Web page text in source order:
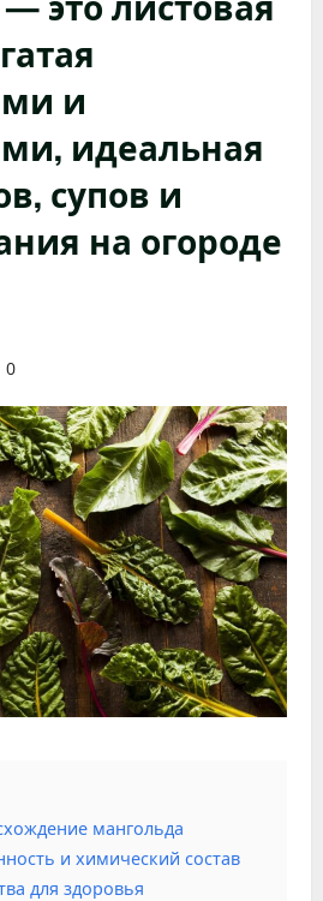
и
идеальная
супов и
на огороде
0
мангольда
и химический состав
для здоровья